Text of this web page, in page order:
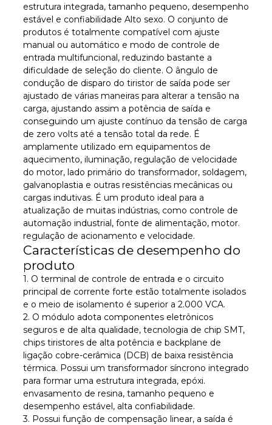
estrutura integrada, tamanho pequeno, desempenho
estável e confiabilidade Alto sexo. O conjunto de
produtos é totalmente compatível com ajuste
manual ou automático e modo de controle de
entrada multifuncional, reduzindo bastante a
dificuldade de seleção do cliente. O ângulo de
condução de disparo do tiristor de saída pode ser
ajustado de várias maneiras para alterar a tensão na
carga, ajustando assim a potência de saída e
conseguindo um ajuste contínuo da tensão de carga
de zero volts até a tensão total da rede. É
amplamente utilizado em equipamentos de
aquecimento, iluminação, regulação de velocidade
do motor, lado primário do transformador, soldagem,
galvanoplastia e outras resistências mecânicas ou
cargas indutivas. É um produto ideal para a
atualização de muitas indústrias, como controle de
automação industrial, fonte de alimentação, motor.
regulação de acionamento e velocidade.
Características de desempenho do
produto
1. O terminal de controle de entrada e o circuito
principal de corrente forte estão totalmente isolados
e o meio de isolamento é superior a 2.000 VCA.
2. O módulo adota componentes eletrônicos
seguros e de alta qualidade, tecnologia de chip SMT,
chips tiristores de alta potência e backplane de
ligação cobre-cerâmica (DCB) de baixa resistência
térmica. Possui um transformador síncrono integrado
para formar uma estrutura integrada, epóxi.
envasamento de resina, tamanho pequeno e
desempenho estável, alta confiabilidade.
3. Possui função de compensação linear, a saída é